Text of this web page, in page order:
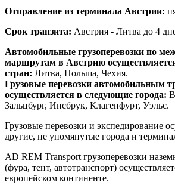
Отправление из терминала Австрии:
Срок транзита: Австрия - Литва до 4
Автомобильные грузоперевозки по
маршрутам в Австрию
стран: Литва, Польша, Чехия.
Грузовые перевозки автомобильным
осуществляется в следующие города:
Зальцбург, Инсбрук, Клагенфурт, Уэльс.
Грузовые перевозки и экспедирование
другие, не упомянутые города и
AD REM Тransport грузоперевозки
(фура, тент, автотранспорт)
европейском континенте.